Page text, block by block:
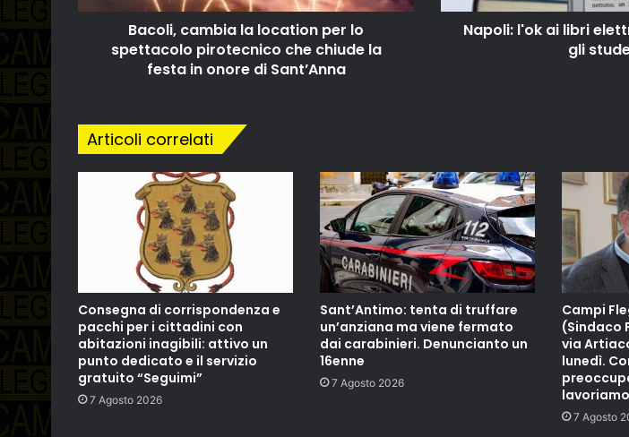
Bacoli, cambia la location per lo
spettacolo pirotecnico che chiude la
festa in onore di Sant’Anna
Napoli: l'ok ai libri
gli
Articoli correlati
Consegna di corrispondenza e
pacchi per i cittadini con
abitazioni inagibili: attivo un
punto dedicato e il servizio
gratuito “Seguimi”
7 Agosto 2026
Sant’Antimo: tenta di truffare
un’anziana ma viene fermato
dai carabinieri. Denuncianto un
16enne
7 Agosto 2026
Campi
(Sindaco
via
lunedì.
7 Agosto